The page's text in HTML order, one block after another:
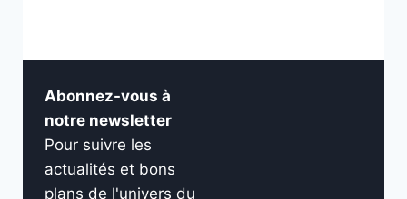
Abonnez-vous à
notre newsletter
Pour suivre les
actualités et bons
plans de l'univers du